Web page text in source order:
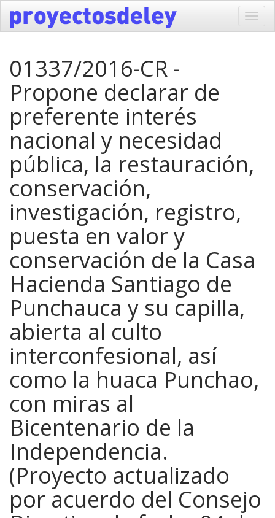
01337/2016-CR -
Propone declarar de
preferente interés
nacional y necesidad
pública, la restauración,
conservación,
investigación, registro,
puesta en valor y
conservación de la Casa
Hacienda Santiago de
Punchauca y su capilla,
abierta al culto
interconfesional, así
como la huaca Punchao,
con miras al
Bicentenario de la
Independencia.
(Proyecto actualizado
por acuerdo del Consejo